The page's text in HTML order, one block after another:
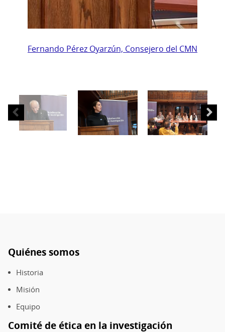
Pérez
CMN
Fernando Pérez Oyarzún, Consejero del CMN
Pie
de
página
Quiénes somos
Historia
Misión
Equipo
Comité de ética en la investigación